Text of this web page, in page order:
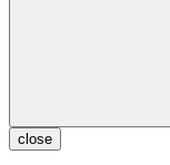
close